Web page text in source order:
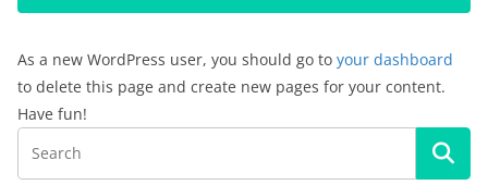
As a new WordPress user, you should go to your dashboard
to delete this page and create new pages for your content.
Have fun!